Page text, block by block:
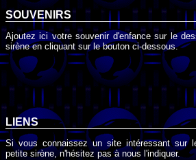
SOUVENIRS
Ajoutez ici votre souvenir d'enfance sur le
sirène en cliquant sur le bouton ci-dessous.
LIENS
Si vous connaissez un site intéressant sur
petite sirène, n'hésitez pas à nous l'indiquer.